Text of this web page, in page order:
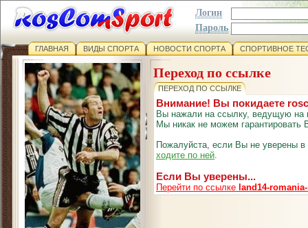
Логин
Пароль
ГЛАВНАЯ ВИДЫ СПОРТА НОВОСТИ СПОРТА СПОРТИВНОЕ
Переход по ссылке
ПЕРЕХОД ПО ССЫЛКЕ
Внимание! Вы покидаете
Вы нажали на ссылку, ведущую на
Мы никак не можем гарантировать
Пожалуйста, если Вы не уверены
ходите по ней.
Если Вы уверены...
Перейти по ссылке land14-